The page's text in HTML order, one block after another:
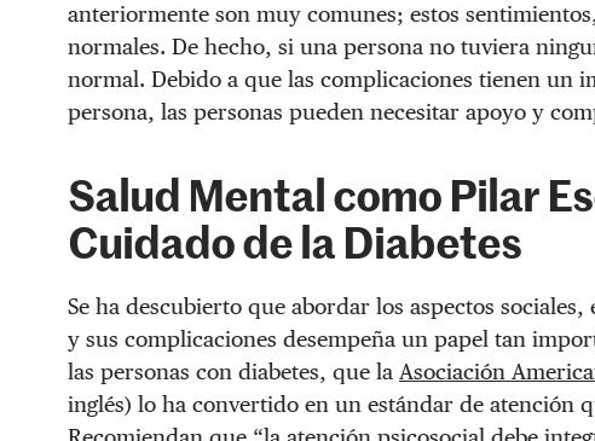
anteriormente son muy comunes; estos
normales. De hecho, si una persona no tuviera
normal. Debido a que las complicaciones tienen un
persona, las personas pueden necesitar apoyo y
Salud Mental como Pilar
Cuidado de la Diabetes
Se ha descubierto que abordar los aspectos
y sus complicaciones desempeña un papel tan
las personas con diabetes, que la Asociación
inglés) lo ha convertido en un estándar de atención